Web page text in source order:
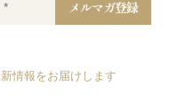
情報をお届けします